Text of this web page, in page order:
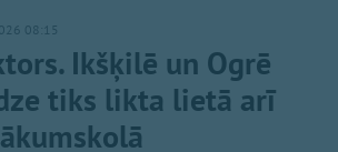
08:15
Ikšķilē un Ogrē
tiks likta lietā arī